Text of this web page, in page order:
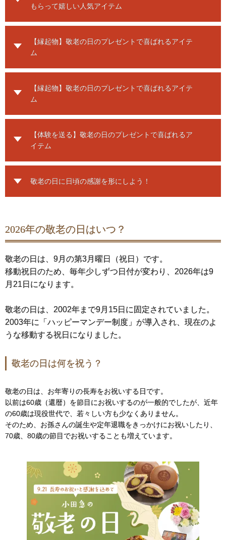
もらって嬉しい人気アイテム
【縁起物】敬老の日のプレゼントで喜ばれるアイテ
ム
【縁起物】敬老の日のプレゼントで喜ばれるアイテ
ム
【体験を送る】敬老の日のプレゼントで喜ばれるア
イテム
敬老の日に日頃の感謝を形にしよう！
2026年の敬老の日はいつ？
敬老の日は、9月の第3月曜日（祝日）です。
移動祝日のため、毎年少しずつ日付が変わり、2026年は9
月21日になります。
敬老の日は、2002年まで9月15日に固定されていました。
2003年に「ハッピーマンデー制度」が導入され、現在のよ
うな移動する祝日になりました。
敬老の日は何を祝う？
敬老の日は、お年寄りの長寿をお祝いする日です。
以前は60歳（還暦）を節目にお祝いするのが一般的でしたが、近年
の60歳は現役世代で、若々しい方も少なくありません。
そのため、お孫さんの誕生や定年退職をきっかけにお祝いしたり、
70歳、80歳の節目でお祝いすることも増えています。